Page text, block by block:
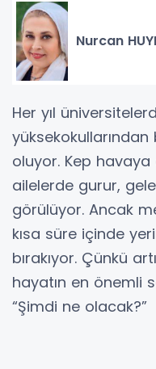
Nurcan
Her yıl
oluyor. Kep havaya
ailelerde gurur,
görülüyor. Ancak
kısa süre içinde
bırakıyor. Çünkü
hayatın en önemli
“Şimdi ne olacak?”